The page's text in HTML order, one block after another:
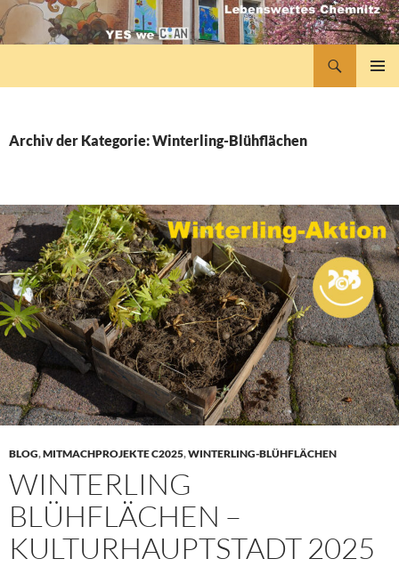
Zum
Inhalt
Archiv der Kategorie: Winterling-Blühflächen
BLOG,MITMACHPROJEKTE C2025,WINTERLING-BLÜHFLÄCHEN
WINTERLING
BLÜHFLÄCHEN –
KULTURHAUPTSTADT 2025